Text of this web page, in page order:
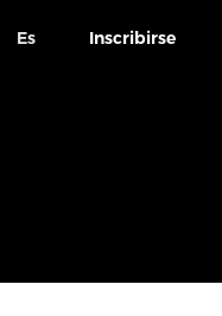
Es Inscribirse